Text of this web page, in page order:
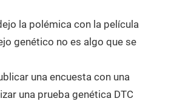
la polémica con la película
genético no es algo que se
una encuesta con una
una prueba genética DTC